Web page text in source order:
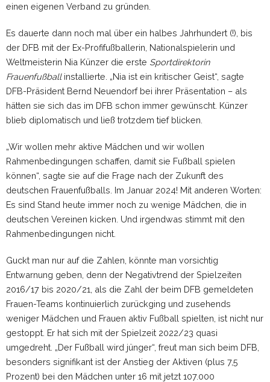
einen eigenen Verband zu gründen.
Es dauerte dann noch mal über ein halbes Jahrhundert (!), bis
der DFB mit der Ex-Profifußballerin, Nationalspielerin und
Weltmeisterin Nia Künzer die erste Sportdirektorin
Frauenfußball installierte. „Nia ist ein kritischer Geist“, sagte
DFB-Präsident Bernd Neuendorf bei ihrer Präsentation – als
hätten sie sich das im DFB schon immer gewünscht. Künzer
blieb diplomatisch und ließ trotzdem tief blicken.
„Wir wollen mehr aktive Mädchen und wir wollen
Rahmenbedingungen schaffen, damit sie Fußball spielen
können“, sagte sie auf die Frage nach der Zukunft des
deutschen Frauenfußballs. Im Januar 2024! Mit anderen Worten:
Es sind Stand heute immer noch zu wenige Mädchen, die in
deutschen Vereinen kicken. Und irgendwas stimmt mit den
Rahmenbedingungen nicht.
Guckt man nur auf die Zahlen, könnte man vorsichtig
Entwarnung geben, denn der Negativtrend der Spielzeiten
2016/17 bis 2020/21, als die Zahl der beim DFB gemeldeten
Frauen-Teams kontinuierlich zurückging und zusehends
weniger Mädchen und Frauen aktiv Fußball spielten, ist nicht nur
gestoppt. Er hat sich mit der Spielzeit 2022/23 quasi
umgedreht. „Der Fußball wird jünger“, freut man sich beim DFB,
besonders signifikant ist der Anstieg der Aktiven (plus 7,5
Prozent) bei den Mädchen unter 16 mit jetzt 107.000